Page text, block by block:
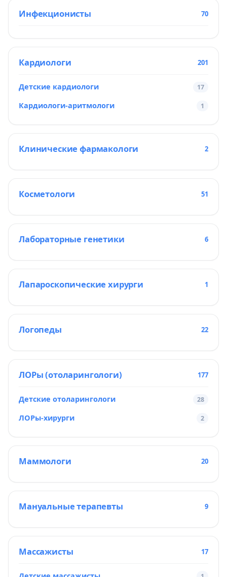
Инфекционисты 70
Кардиологи 201
Детские кардиологи 17
Кардиологи-аритмологи 1
Клинические фармакологи 2
Косметологи 51
Лабораторные генетики 6
Лапароскопические хирурги 1
Логопеды 22
ЛОРы (отоларингологи) 177
Детские отоларингологи 28
ЛОРы-хирурги 2
Маммологи 20
Мануальные терапевты 9
Массажисты 17